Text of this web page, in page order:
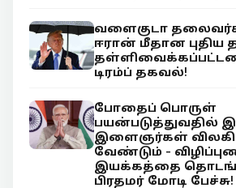
வளைகுடா
ஈரான் மீதான புதிய
தள்ளிவைக்கப்பட்டன
டிரம்ப் தகவல்!
போதைப் பொருள்
பயன்படுத்துவதில்
இளைஞர்கள் விலகி
வேண்டும் -
இயக்கத்தை
பிரதமர் மோடி பேச்சு!